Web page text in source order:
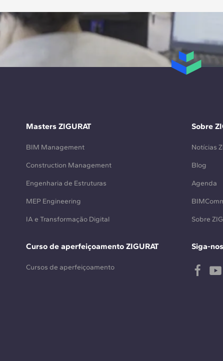
Masters ZIGURAT
BIM Management
Construction Management
Engenharia de Estruturas
MEP Engineering
IA e Transformação Digital
Curso de aperfeiçoamento ZIGURAT
Cursos de aperfeiçoamento
Sobre
Notícias
Blog
Agenda
Sobre
Siga-nos